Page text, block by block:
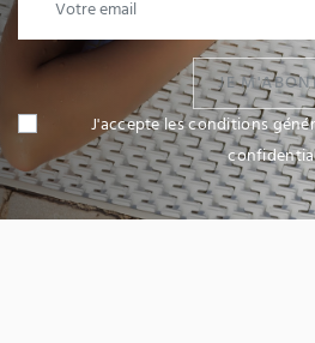
JE
J'accepte les conditions